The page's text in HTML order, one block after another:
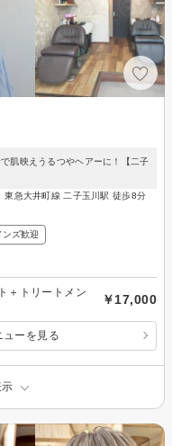
肌映えうるつやヘアーに！【二子
東急大井町線 二子玉川駅 徒歩8分
ンズ歓迎
＋トリートメン
￥17,000
ューを見る